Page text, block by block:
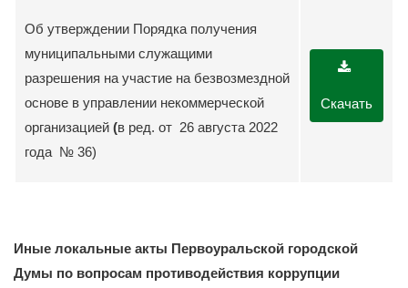
Об утверждении Порядка получения
муниципальными служащими
разрешения на участие на безвозмездной
основе в управлении некоммерческой
организацией (в ред. от 26 августа 2022
года № 36)
Скачать
Иные локальные акты Первоуральской городской
Думы по вопросам противодействия коррупции